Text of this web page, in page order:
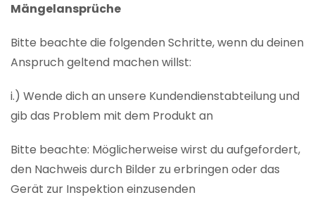
Mängelansprüche
Bitte beachte die folgenden Schritte, wenn du deinen
Anspruch geltend machen willst:
i.) Wende dich an unsere Kundendienstabteilung und
gib das Problem mit dem Produkt an
Bitte beachte: Möglicherweise wirst du aufgefordert,
den Nachweis durch Bilder zu erbringen oder das
Gerät zur Inspektion einzusenden